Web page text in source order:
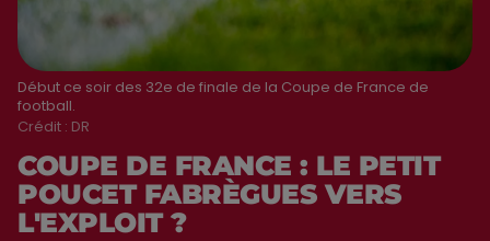
Début ce soir des 32e de finale de la Coupe de France de
football.
Crédit : DR
COUPE DE FRANCE : LE PETIT
POUCET FABRÈGUES VERS
L'EXPLOIT ?